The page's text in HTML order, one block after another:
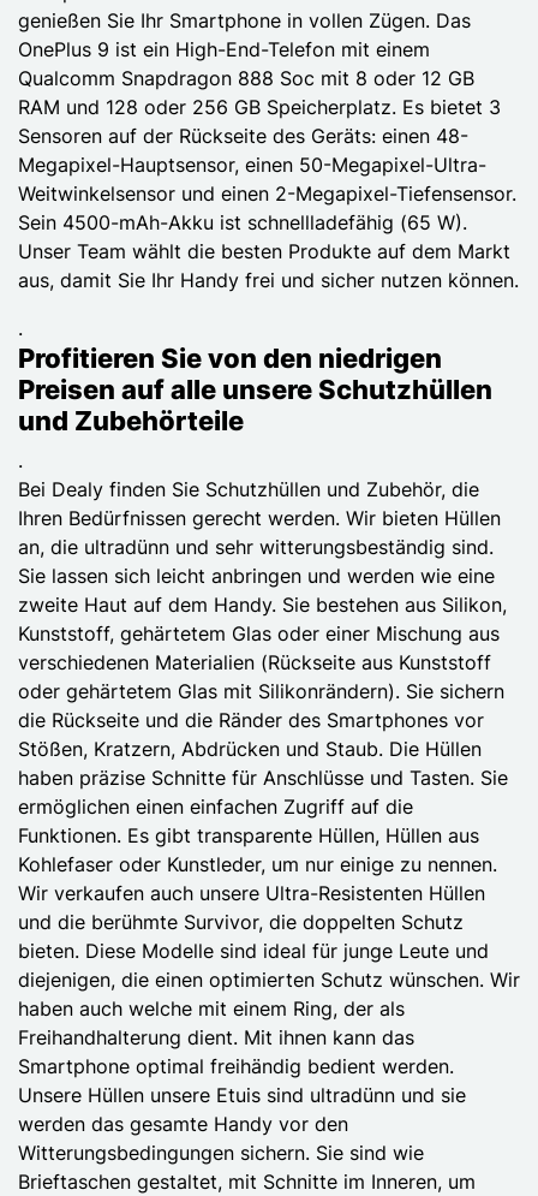
genießen Sie Ihr Smartphone in vollen Zügen. Das
OnePlus 9 ist ein High-End-Telefon mit einem
Qualcomm Snapdragon 888 Soc mit 8 oder 12 GB
RAM und 128 oder 256 GB Speicherplatz. Es bietet 3
Sensoren auf der Rückseite des Geräts: einen 48-
Megapixel-Hauptsensor, einen 50-Megapixel-Ultra-
Weitwinkelsensor und einen 2-Megapixel-Tiefensensor.
Sein 4500-mAh-Akku ist schnellladefähig (65 W).
Unser Team wählt die besten Produkte auf dem Markt
aus, damit Sie Ihr Handy frei und sicher nutzen können.
.
Profitieren Sie von den niedrigen
Preisen auf alle unsere Schutzhüllen
und Zubehörteile
.
Bei Dealy finden Sie Schutzhüllen und Zubehör, die
Ihren Bedürfnissen gerecht werden. Wir bieten Hüllen
an, die ultradünn und sehr witterungsbeständig sind.
Sie lassen sich leicht anbringen und werden wie eine
zweite Haut auf dem Handy. Sie bestehen aus Silikon,
Kunststoff, gehärtetem Glas oder einer Mischung aus
verschiedenen Materialien (Rückseite aus Kunststoff
oder gehärtetem Glas mit Silikonrändern). Sie sichern
die Rückseite und die Ränder des Smartphones vor
Stößen, Kratzern, Abdrücken und Staub. Die Hüllen
haben präzise Schnitte für Anschlüsse und Tasten. Sie
ermöglichen einen einfachen Zugriff auf die
Funktionen. Es gibt transparente Hüllen, Hüllen aus
Kohlefaser oder Kunstleder, um nur einige zu nennen.
Wir verkaufen auch unsere Ultra-Resistenten Hüllen
und die berühmte Survivor, die doppelten Schutz
bieten. Diese Modelle sind ideal für junge Leute und
diejenigen, die einen optimierten Schutz wünschen. Wir
haben auch welche mit einem Ring, der als
Freihandhalterung dient. Mit ihnen kann das
Smartphone optimal freihändig bedient werden.
Unsere Hüllen unsere Etuis sind ultradünn und sie
werden das gesamte Handy vor den
Witterungsbedingungen sichern. Sie sind wie
Brieftaschen gestaltet, mit Schnitte im Inneren, um